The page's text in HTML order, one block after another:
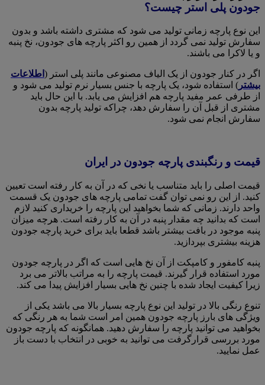
جودون پلی استر چیست؟
این نوع پارچه زمانی تولید می شود که مشتری داشته باشد و بدون
سفارش تولید نمی گردد از همین رو اکثر پارچه های جودون، نخ پنبه
و یا لاکرا می باشند.
اگر در کنار جودون از یک الیاف مصنوعی مانند پلی استر ( اطلاعات
بیشتر ) استفاده شود، یک پارچه با جنس بسیار نرم تولید می شود و
از طرفی عمر مفید پارچه هم افزایش می یابد. با این حال باید
مشتری از قبل آن را سفارش دهد، چراکه تولید پارچه بدون
سفارش انجام نمی شود.
قیمت و رنگبندی پارچه جودون در ایران
قیمت اصلی را باید متناسب یا نخی که در آن به کار رفته است تعیین
کنید. از این رو نمی توان گفت تمامی پارچه های جودون یک قسمت
واحد دارند. زمانی که شما بخواهید این پارچه را خریداری کنید لازم
است که بدانید چه مقدار پنبه در آن به کار رفته است. هرچه میزان
پنبه موجود در بافت بیشتر باشد قطعا باید برای خرید پارچه جودون
هزینه بیشتری بپردازید.
پنبه کامفور و‌ کامپکت از آن نخ هایی است که اگر در پارچه جودون
مورد استفاده قرار گیرند. قیمت پارچه را به مراتب بالاتر می برد
زیرا کیفیت ایجاد شده با چنین نخ هایی بسیار افزایش پیدا می کند.
تنوع رنگی بالا در تولید این نوع پارچه بسیار بالا می باشد یکی از
ویژگی های بارز پارچه جودون همین امر است شما به هر رنگی که
بخواهید می توانید پارچه را سفارش دهید. همانگونه که پارچه جودون
مورد بررسی قرارگرفت می توانید به خوبی در انتخاب با دست باز
عمل نمایید.